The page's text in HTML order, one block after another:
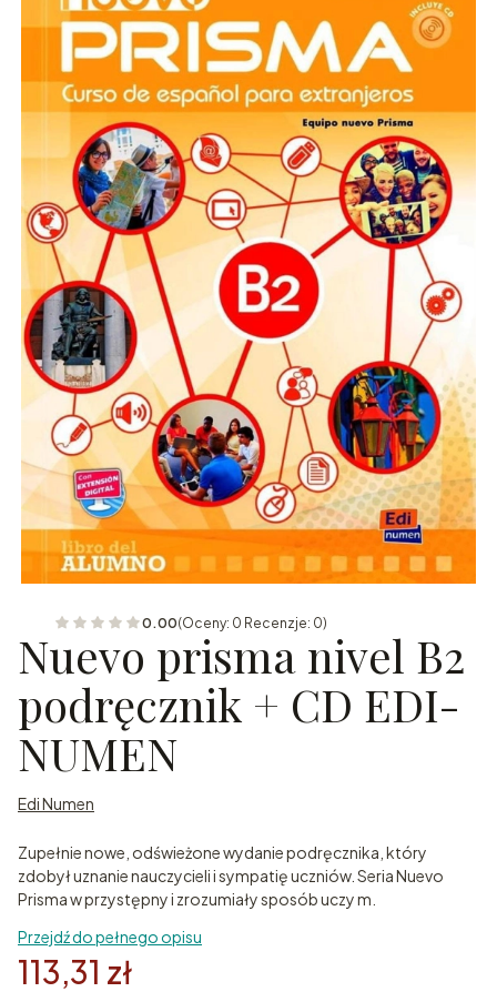
0.00(Oceny: 0 Recenzje: 0)
Nuevo prisma nivel B2
podręcznik + CD EDI-
NUMEN
Edi Numen
Zupełnie nowe, odświeżone wydanie podręcznika, który
zdobył uznanie nauczycieli i sympatię uczniów. Seria Nuevo
Prisma w przystępny i zrozumiały sposób uczy m.
Przejdź do pełnego opisu
113,31 zł